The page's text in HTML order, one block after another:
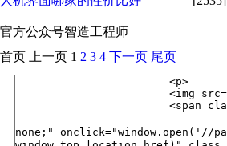
官方公众号智造工程师
首页 上一页 1 2 3 4 下一页 尾页